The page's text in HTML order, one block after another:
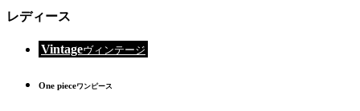
レディース
Vintageヴィンテージ
One pieceワンピース